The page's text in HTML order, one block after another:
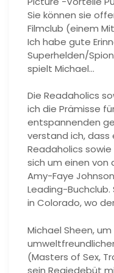
Sie können sie
Filmclub (einem
Ich habe gute
Superhelden/
spielt Michael…
Die Readaholics
ich die Prämisse
entspannenden
verstand ich, dass
Readaholics
sich um einen
Amy-Faye
Leading-
in Colorado, wo
Michael Sheen, um
(Masters of Sex,
sein Regiedebüt